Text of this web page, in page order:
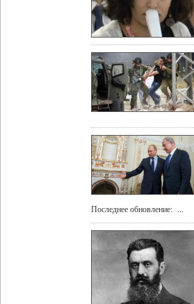
Последнее обновление: ...